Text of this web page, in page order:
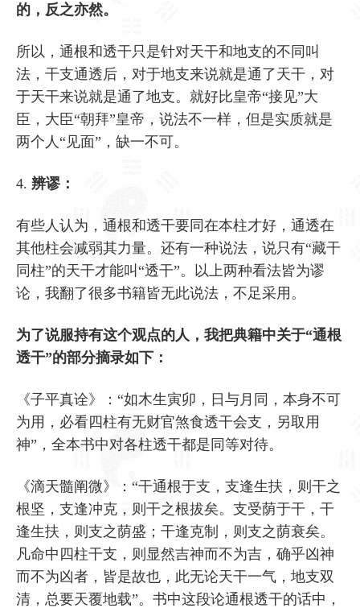
的，反之亦然。
所以，通根和透干只是针对天干和地支的不同叫
法，干支通透后，对于地支来说就是通了天干，对
于天干来说就是通了地支。就好比皇帝“接见”大
臣，大臣“朝拜”皇帝，说法不一样，但是实质就是
两个人“见面”，缺一不可。
4. 辨谬：
有些人认为，通根和透干要同在本柱才好，通透在
其他柱会减弱其力量。还有一种说法，说只有“藏干
同柱”的天干才能叫“透干”。以上两种看法皆为谬
论，我翻了很多书籍皆无此说法，不足采用。
为了说服持有这个观点的人，我把典籍中关于“通根
透干”的部分摘录如下：
《子平真诠》：“如木生寅卯，日与月同，本身不可
为用，必看四柱有无财官煞食透干会支，另取用
神”，全本书中对各柱透干都是同等对待。
《滴天髓阐微》：“干通根于支，支逢生扶，则干之
根坚，支逢冲克，则干之根拔矣。支受荫于干，干
逢生扶，则支之荫盛；干逢克制，则支之荫衰矣。
凡命中四柱干支，则显然吉神而不为吉，确乎凶神
而不为凶者，皆是故也，此无论天干一气，地支双
清，总要天覆地载”。书中这段论通根透干的话中，